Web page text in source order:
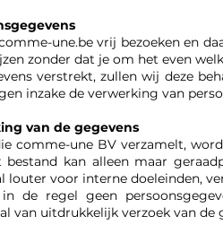
une.bevrij bezoeken en
zonder dat je om het even
verstrekt, zullen wij deze
inzake de verwerking van
van de gegevens
comme-une BV verzamelt,
kan alleen maar
louter voor interne doeleinden,
de regel geen
van uitdrukkelijk verzoek van